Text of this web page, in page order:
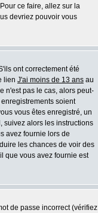
ce faire, allez sur la
devriez pouvoir vous
ont correctement été
lien J'ai moins de 13 ans au
n'est pas le cas, alors peut-
soient
vous êtes enregistré, un
suivez alors les instructions
avez fournie lors de
les chances de voir des
que vous avez fournie est
de passe incorrect (vérifiez